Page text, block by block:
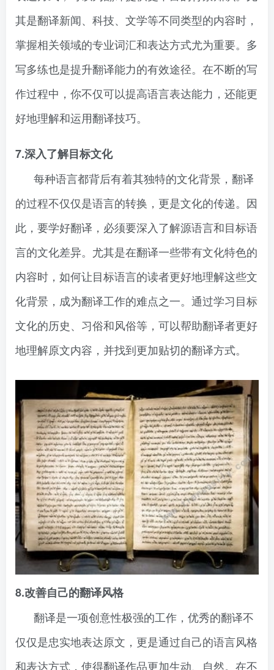
其是翻译新闻、科技、文学等不同类型的内容时，
掌握相关领域的专业词汇和表达方式尤为重要。多
写多练也是提升翻译能力的有效途径。在不断的写
作过程中，你不仅可以提高语言表达能力，还能更
好地理解和运用翻译技巧。
7.深入了解目标文化
每种语言都背后有着其独特的文化背景，翻译
的过程不仅仅是语言的转换，更是文化的传递。因
此，要学好翻译，必须要深入了解源语言和目标语
言的文化差异。尤其是在翻译一些带有文化特色的
内容时，如何让目标语言的读者更好地理解这些文
化背景，成为翻译工作的难点之一。通过学习目标
文化的历史、习俗和风俗等，可以帮助翻译者更好
地理解原文内容，并找到更加贴切的翻译方式。
8.改善自己的翻译风格
翻译是一项创意性极强的工作，优秀的翻译不
仅仅是忠实地表达原文，更是通过自己的语言风格
和表达方式，使得翻译作品更加生动、自然。在不